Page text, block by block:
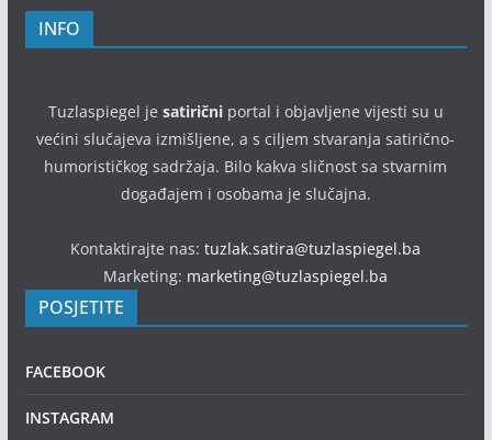
INFO
Tuzlaspiegel je satiričniportal i objavljene vijesti su u
većini slučajeva izmišljene, a s ciljem stvaranja satirično-
humorističkog sadržaja. Bilo kakva sličnost sa stvarnim
događajem i osobama je slučajna.
Kontaktirajte nas:tuzlak.satira@tuzlaspiegel.ba
Marketing: marketing@tuzlaspiegel.ba
POSJETITE
FACEBOOK
INSTAGRAM